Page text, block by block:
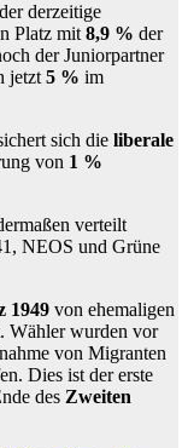
derzeitige
Platz mit8,9 % der
der Juniorpartner
jetzt5 % im
sich die liberale
von 1 %
verteilt
NEOS und Grüne
1949 von ehemaligen
Wähler wurden vor
von Migranten
Dies ist der erste
des Zweiten